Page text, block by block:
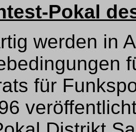
Pokal
werden in
für